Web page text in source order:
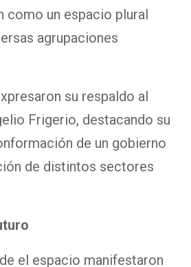
como un espacio plural
agrupaciones
su respaldo al
Frigerio, destacando su
de un gobierno
de distintos sectores
el espacio manifestaron